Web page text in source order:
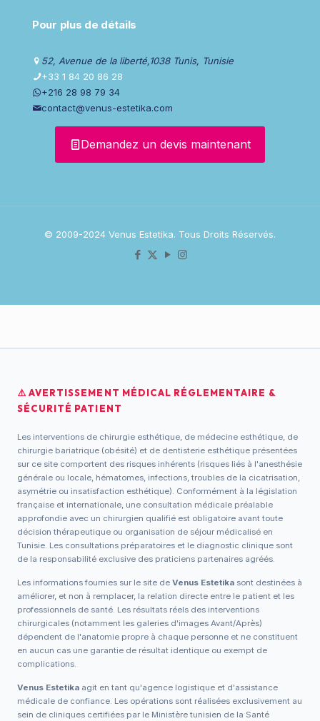
Pour plus de détails
52, Avenue de la liberté,1038 Tunis, Tunisie
+33 1 84 20 86 28
+216 28 98 79 34
contact@venus-estetika.com
Demandez un devis maintenant
© 2009-2024 Venus Estetika. Tous Droits Réservés.
⚠️ AVERTISSEMENT MÉDICAL RÉGLEMENTAIRE &
SÉCURITÉ PATIENT
Les interventions de chirurgie esthétique, de médecine esthétique, de
chirurgie bariatrique (obésité) et de dentisterie esthétique présentées
sur ce site comportent des risques inhérents (risques liés à l'anesthésie
générale ou locale, hématomes, infections, troubles de la cicatrisation,
asymétrie ou insatisfaction esthétique). Conformément à la législation
française et internationale, une consultation médicale préalable
approfondie avec un chirurgien qualifié est obligatoire avant toute
décision thérapeutique ou organisation de séjour médicalisé en
Tunisie. Les consultations préparatoires et le diagnostic clinique sont
de la responsabilité exclusive des praticiens partenaires agréés.
Les informations fournies sur le site de Venus Estetika sont destinées à
améliorer, et non à remplacer, la relation directe entre le patient et les
professionnels de santé. Les résultats réels des interventions
chirurgicales (notamment les galeries d'images Avant/Après)
dépendent de l'anatomie propre à chaque personne et ne constituent
en aucun cas une garantie de résultat identique ou exempt de
complications.
Venus Estetika agit en tant qu'agence logistique et d'assistance
médicale de confiance. Les opérations sont réalisées exclusivement au
sein de cliniques certifiées par le Ministère tunisien de la Santé